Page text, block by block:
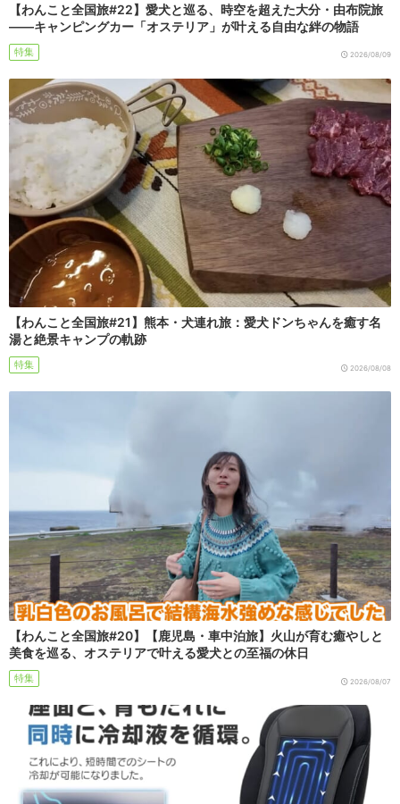
【わんこと全国旅#22】愛犬と巡る、時空を超えた大分・由布院旅
――キャンピングカー「オステリア」が叶える自由な絆の物語
特集 2026/08/09
【わんこと全国旅#21】熊本・犬連れ旅：愛犬ドンちゃんを癒す名
湯と絶景キャンプの軌跡
特集 2026/08/08
【わんこと全国旅#20】【鹿児島・車中泊旅】火山が育む癒やしと
美食を巡る、オステリアで叶える愛犬との至福の休日
特集 2026/08/07